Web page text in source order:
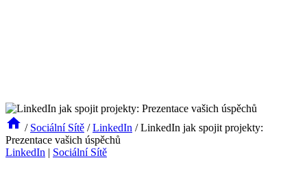
/ Sociální Sítě / LinkedIn / LinkedIn jak spojit projekty:
Prezentace vašich úspěchů
LinkedIn | Sociální Sítě